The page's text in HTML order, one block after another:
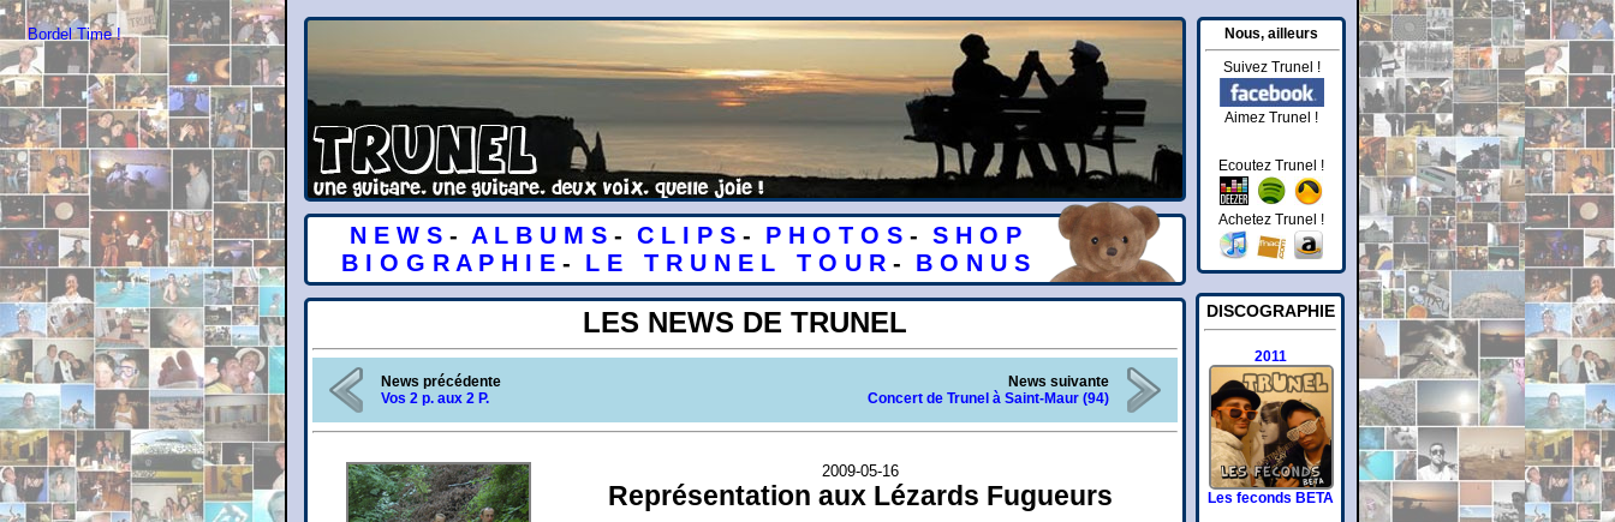
Bordel Time !
N E W S- A L B U M S- C L I P S- P H O T O S- S H O P
B I O G R A P H I E- L E T R U N E L T O U R- B O N U S
LES NEWS DE TRUNEL
News précédente
Vos 2 p. aux 2 P.
News suivante
Concert de Trunel à Saint-Maur (94)
2009-05-16
Représentation aux Lézards Fugueurs
Nous, ailleurs
Suivez Trunel !
Aimez Trunel !
Ecoutez Trunel !
Achetez Trunel !
DISCOGRAPHIE
2011
Les feconds BETA